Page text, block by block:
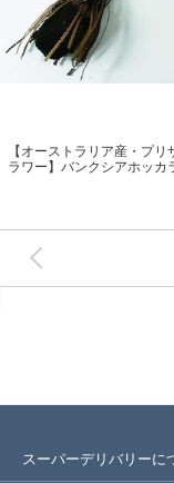
【オーストラリア産・プリ
ラワー】バンクシアホッ
スーパーデリバリーに